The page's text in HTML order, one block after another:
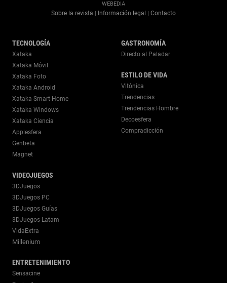
WEBEDIA
Sobre la revista Información legal Contacto
TECNOLOGÍA
Xataka
Xataka Móvil
Xataka Foto
Xataka Android
Xataka Smart Home
Xataka Windows
Xataka Ciencia
Applesfera
Genbeta
Magnet
VIDEOJUEGOS
3DJuegos
3DJuegos PC
3DJuegos Guías
3DJuegos Latam
VidaExtra
Millenium
ENTRETENIMIENTO
Sensacine
GASTRONOMÍA
Directo al Paladar
ESTILO DE VIDA
Vitónica
Trendencias
Trendencias Hombre
Decoesfera
Compradicción